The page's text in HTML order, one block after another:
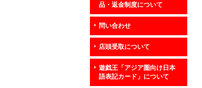
品・返金制度について
問い合わせ
店頭受取について
遊戯王「アジア圏向け日本
語表記カード」について